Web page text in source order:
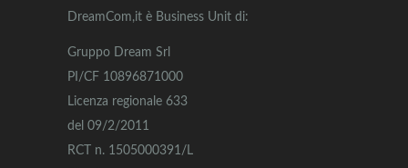
DreamCom,it è Business Unit di:
Gruppo Dream Srl
PI/CF 10896871000
Licenza regionale 633
del 09/2/2011
RCT n. 1505000391/L